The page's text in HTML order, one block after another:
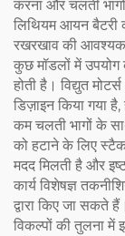
करना और चलती
लिथियम आयन बैटरी
रखरखाव की
कुछ मॉडलों में उपयोग
होती है। विद्युत
डिज़ाइन किया गया
कम चलती भागों के
को हटाने के लिए
मदद मिलती है और
कार्य विशेषज्ञ
द्वारा किए जा सकते
विकल्पों की तुलना में